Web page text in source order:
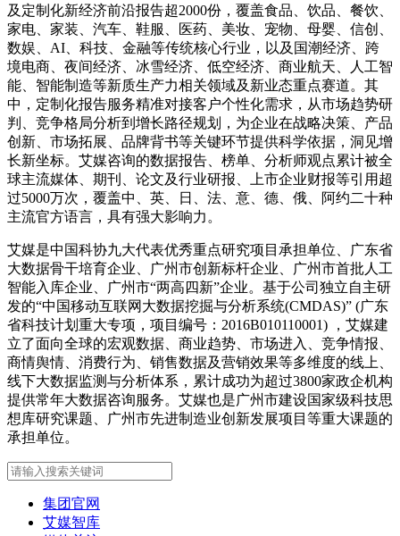
及定制化新经济前沿报告超2000份，覆盖食品、饮品、餐饮、
家电、家装、汽车、鞋服、医药、美妆、宠物、母婴、信创、
数娱、AI、科技、金融等传统核心行业，以及国潮经济、跨
境电商、夜间经济、冰雪经济、低空经济、商业航天、人工智
能、智能制造等新质生产力相关领域及新业态重点赛道。其
中，定制化报告服务精准对接客户个性化需求，从市场趋势研
判、竞争格局分析到增长路径规划，为企业在战略决策、产品
创新、市场拓展、品牌背书等关键环节提供科学依据，洞见增
长新坐标。艾媒咨询的数据报告、榜单、分析师观点累计被全
球主流媒体、期刊、论文及行业研报、上市企业财报等引用超
过5000万次，覆盖中、英、日、法、意、德、俄、阿约二十种
主流官方语言，具有强大影响力。
艾媒是中国科协九大代表优秀重点研究项目承担单位、广东省
大数据骨干培育企业、广州市创新标杆企业、广州市首批人工
智能入库企业、广州市“两高四新”企业。基于公司独立自主研
发的“中国移动互联网大数据挖掘与分析系统(CMDAS)” (广东
省科技计划重大专项，项目编号：2016B010110001) ，艾媒建
立了面向全球的宏观数据、商业趋势、市场进入、竞争情报、
商情舆情、消费行为、销售数据及营销效果等多维度的线上、
线下大数据监测与分析体系，累计成功为超过3800家政企机构
提供常年大数据咨询服务。艾媒也是广州市建设国家级科技思
想库研究课题、广州市先进制造业创新发展项目等重大课题的
承担单位。
集团官网
艾媒智库